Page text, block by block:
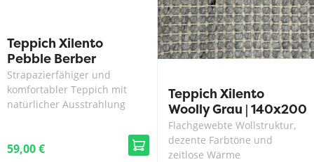
Teppich Xilento
Pebble Berber
Strapazierfähiger und
komfortabler Teppich mit
natürlicher Ausstrahlung
59,00 €
Teppich Xilento
Woolly Grau | 140x200
cm
Flachgewebte Wollstruktur,
dezente Farbtöne und
zeitlose Wärme